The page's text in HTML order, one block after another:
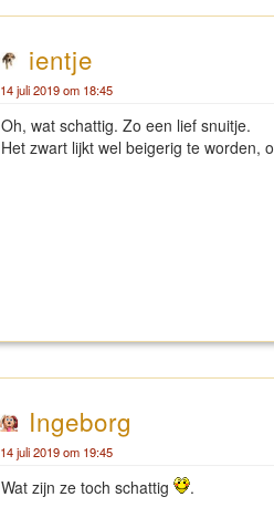
ientje
14 juli 2019 om 18:45
Oh, wat schattig. Zo een lief snuitje.
Het zwart lijkt wel beigerig te worden,
Ingeborg
14 juli 2019 om 19:45
Wat zijn ze toch schattig .